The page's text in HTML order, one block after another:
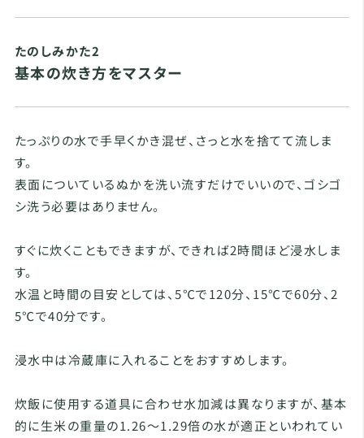
たのしみかた2
基本の炊き方をマスター
たっぷりの水で手早くかき混ぜ、さっと水を捨てて流しま
す。
表面についているぬかを洗い流すだけでいいので、ゴシゴ
シ洗う必要はありません。
すぐに炊くこともできますが、できれば2時間ほど浸水しま
す。
水温と時間の目安としては、5℃で120分、15℃で60分、2
5℃で40分です。
浸水中は冷蔵庫に入れることをおすすめします。
炊飯に使用する道具に合わせ水加減は異なりますが、基本
的に生米の重量の1.26～1.29倍の水が適正といわれてい